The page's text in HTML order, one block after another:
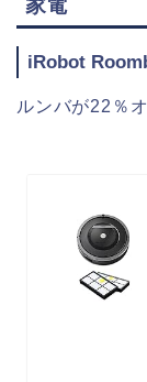
iRobot
ルンバが22％